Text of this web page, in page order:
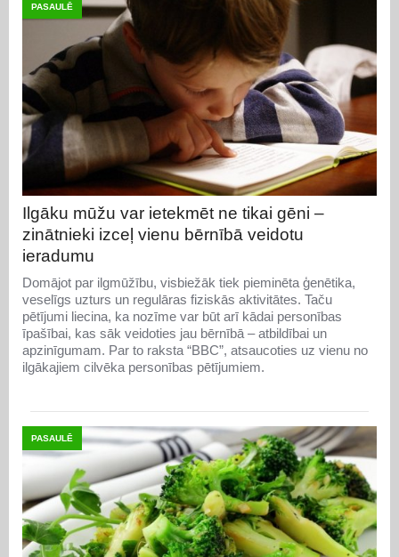
PASAULĒ
Ilgāku mūžu var ietekmēt ne tikai gēni –
zinātnieki izceļ vienu bērnībā veidotu
ieradumu
Domājot par ilgmūžību, visbiežāk tiek pieminēta ģenētika,
veselīgs uzturs un regulāras fiziskās aktivitātes. Taču
pētījumi liecina, ka nozīme var būt arī kādai personības
īpašībai, kas sāk veidoties jau bērnībā – atbildībai un
apzinīgumam. Par to raksta “BBC”, atsaucoties uz vienu no
ilgākajiem cilvēka personības pētījumiem.
PASAULĒ